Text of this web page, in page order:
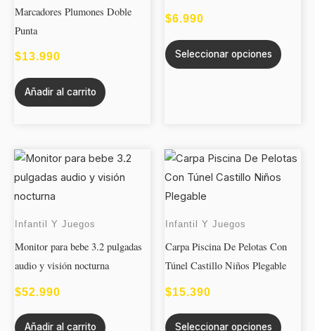
Marcadores Plumones Doble
Punta
$13.990
Añadir al carrito
$6.990
Seleccionar opciones
Infantil Y Juegos
Monitor para bebe 3.2 pulgadas
audio y visión nocturna
$52.990
Añadir al carrito
Infantil Y Juegos
Carpa Piscina De Pelotas Con
Túnel Castillo Niños Plegable
$15.390
Seleccionar opciones
Este
Las